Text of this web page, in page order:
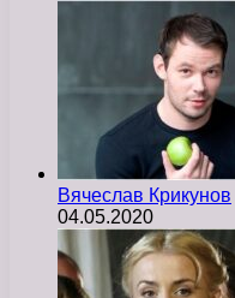
Вячеслав Крикунов
04.05.2020